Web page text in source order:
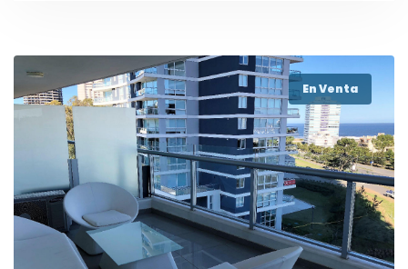
En Venta